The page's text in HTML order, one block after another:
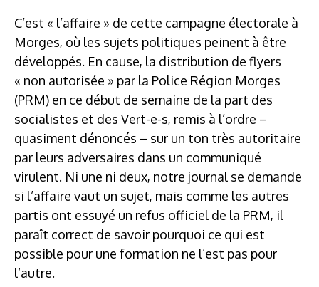
C’est « l’affaire » de cette campagne électorale à
Morges, où les sujets politiques peinent à être
développés. En cause, la distribution de flyers
« non autorisée » par la Police Région Morges
(PRM) en ce début de semaine de la part des
socialistes et des Vert-e-s, remis à l’ordre –
quasiment dénoncés – sur un ton très autoritaire
par leurs adversaires dans un communiqué
virulent. Ni une ni deux, notre journal se demande
si l’affaire vaut un sujet, mais comme les autres
partis ont essuyé un refus officiel de la PRM, il
paraît correct de savoir pourquoi ce qui est
possible pour une formation ne l’est pas pour
l’autre.